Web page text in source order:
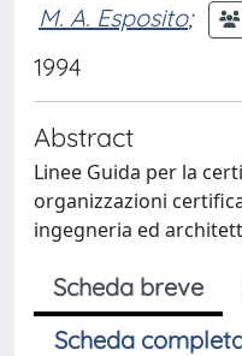
M. A. Esposito;
1994
Abstract
Linee Guida per la
organizzazioni
ingegneria ed
Scheda breve
Scheda